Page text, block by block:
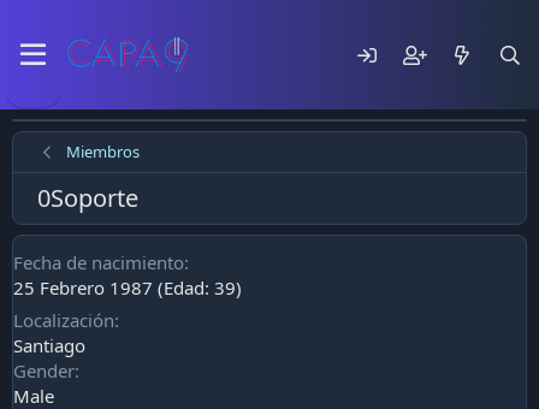
Miembros
0Soporte
Fecha de nacimiento
25 Febrero 1987 (Edad: 39)
Localización
Santiago
Gender
Male